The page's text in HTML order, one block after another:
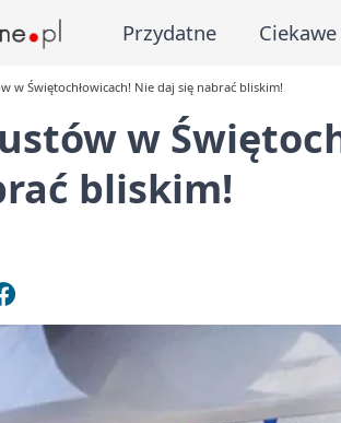
Przydatne Ciekawe
w Świętochłowicach! Nie daj się nabrać bliskim!
w
bliskim!